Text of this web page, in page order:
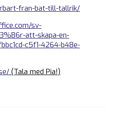
fran-bat-till-tallrik/
sv-
att-skapa-en-
c5f1-4264-b48e-
(Tala med Pia!)